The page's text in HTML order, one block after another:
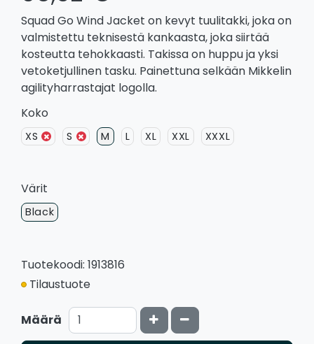
Squad Go Wind Jacket on kevyt tuulitakki, joka on
valmistettu teknisestä kankaasta, joka siirtää
kosteutta tehokkaasti. Takissa on huppu ja yksi
vetoketjullinen tasku. Painettuna selkään Mikkelin
agilityharrastajat logolla.
Koko
XS S M L XL XXL XXXL
Värit
Black
Tuotekoodi: 1913816
Tilaustuote
Määrä Kasvata määrää
Vähennä määrää